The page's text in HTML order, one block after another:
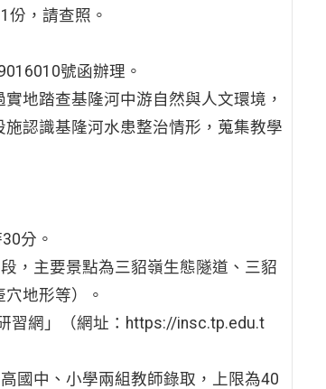
份，請查照。
號函辦理。
地踏查基隆河中游自然與人文環境，
認識基隆河水患整治情形，蒐集教學
分。
，主要景點為三貂嶺生態隧道、三貂
地形等）。
習網」（網址：https://insc.tp.edu.t
國中、小學兩組教師錄取，上限為40